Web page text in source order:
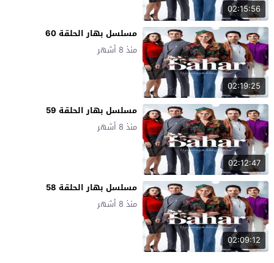
02:15:56
02:19:25
مسلسل بهار الحلقة 60
منذ 8 أشهر
02:12:47
مسلسل بهار الحلقة 59
منذ 8 أشهر
02:09:12
مسلسل بهار الحلقة 58
منذ 8 أشهر